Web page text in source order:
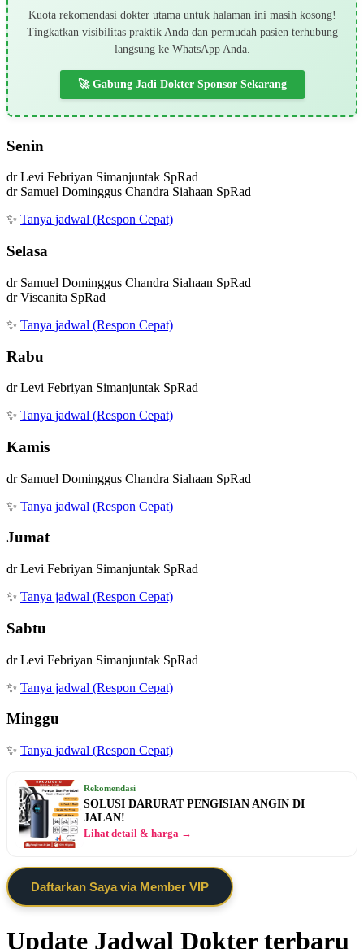
Kuota rekomendasi dokter utama untuk halaman ini masih kosong!
Tingkatkan visibilitas praktik Anda dan permudah pasien terhubung
langsung ke WhatsApp Anda.
🚀 Gabung Jadi Dokter Sponsor Sekarang
Senin
dr Levi Febriyan Simanjuntak SpRad
dr Samuel Dominggus Chandra Siahaan SpRad
✨ Tanya jadwal (Respon Cepat)
Selasa
dr Samuel Dominggus Chandra Siahaan SpRad
dr Viscanita SpRad
✨ Tanya jadwal (Respon Cepat)
Rabu
dr Levi Febriyan Simanjuntak SpRad
✨ Tanya jadwal (Respon Cepat)
Kamis
dr Samuel Dominggus Chandra Siahaan SpRad
✨ Tanya jadwal (Respon Cepat)
Jumat
dr Levi Febriyan Simanjuntak SpRad
✨ Tanya jadwal (Respon Cepat)
Sabtu
dr Levi Febriyan Simanjuntak SpRad
✨ Tanya jadwal (Respon Cepat)
Minggu
✨ Tanya jadwal (Respon Cepat)
Rekomendasi
SOLUSI DARURAT PENGISIAN ANGIN DI
JALAN!
Lihat detail & harga →
Daftarkan Saya via Member VIP
Update Jadwal Dokter terbaru